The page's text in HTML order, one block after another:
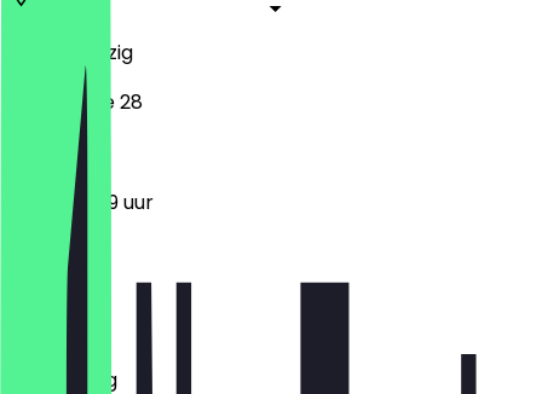
Leipzig
Münzgasse 28
11:00 - 23:59 uur
Maandag
Dinsdag
Donderdag